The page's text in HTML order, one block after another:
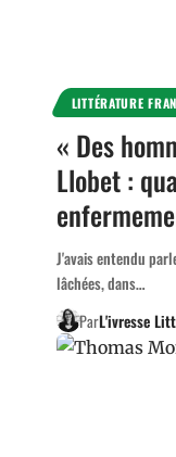
LITTÉRATURE
« Des
Llobet :
J'avais entendu
lâchées, dans…
ParL'ivresse